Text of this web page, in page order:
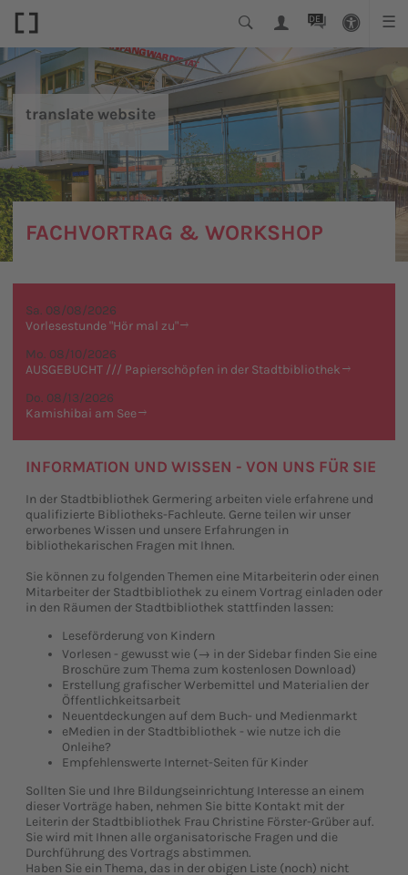
☰
DE
translate website
FACHVORTRAG & WORKSHOP
Sa. 08/08/2026
Vorlesestunde "Hör mal zu"
Mo. 08/10/2026
AUSGEBUCHT /// Papierschöpfen in der Stadtbibliothek
Do. 08/13/2026
Kamishibai am See
INFORMATION UND WISSEN - VON UNS FÜR SIE
In der Stadtbibliothek Germering arbeiten viele erfahrene und
qualifizierte Bibliotheks-Fachleute. Gerne teilen wir unser
erworbenes Wissen und unsere Erfahrungen in
bibliothekarischen Fragen mit Ihnen.
Sie können zu folgenden Themen eine Mitarbeiterin oder einen
Mitarbeiter der Stadtbibliothek zu einem Vortrag einladen oder
in den Räumen der Stadtbibliothek stattfinden lassen:
Leseförderung von Kindern
Vorlesen - gewusst wie (→ in der Sidebar finden Sie eine
Broschüre zum Thema zum kostenlosen Download)
Erstellung grafischer Werbemittel und Materialien der
Öffentlichkeitsarbeit
Neuentdeckungen auf dem Buch- und Medienmarkt
eMedien in der Stadtbibliothek - wie nutze ich die
Onleihe?
Empfehlenswerte Internet-Seiten für Kinder
Sollten Sie und Ihre Bildungseinrichtung Interesse an einem
dieser Vorträge haben, nehmen Sie bitte Kontakt mit der
Leiterin der Stadtbibliothek Frau Christine Förster-Grüber auf.
Sie wird mit Ihnen alle organisatorische Fragen und die
Durchführung des Vortrags abstimmen.
Haben Sie ein Thema, das in der obigen Liste (noch) nicht